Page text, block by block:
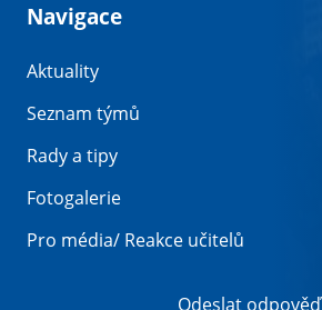
Navigace
Aktuality
Seznam týmů
Rady a tipy
Fotogalerie
Pro média/ Reakce učitelů
Odeslat odpověď